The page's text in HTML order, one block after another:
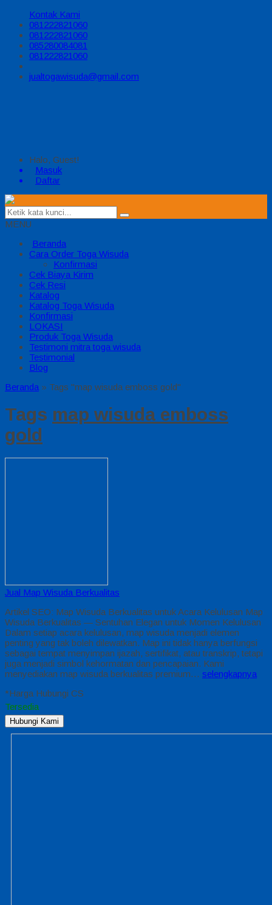
Kontak Kami
081222821060
081222821060
085280084081
081222821060
jualtogawisuda@gmail.com
Halo, Guest!
Masuk
Daftar
MENU
Beranda
Cara Order Toga Wisuda
Konfirmasi
Cek Biaya Kirim
Cek Resi
Katalog
Katalog Toga Wisuda
Konfirmasi
LOKASI
Produk Toga Wisuda
Testimoni mitra toga wisuda
Testimonial
Blog
Beranda » Tags "map wisuda emboss gold"
Tags map wisuda emboss
gold
Jual Map Wisuda Berkualitas
Artikel SEO: Map Wisuda Berkualitas untuk Acara Kelulusan Map
Wisuda Berkualitas — Sentuhan Elegan untuk Momen Kelulusan
Dalam setiap acara kelulusan, map wisuda menjadi elemen
penting yang tak boleh dilewatkan. Map ini tidak hanya berfungsi
sebagai tempat menyimpan ijazah, sertifikat, atau transkrip, tetapi
juga menjadi simbol kehormatan dan pencapaian. Kami
menyediakan map wisuda berkualitas premium… selengkapnya
*Harga Hubungi CS
Tersedia
Hubungi Kami